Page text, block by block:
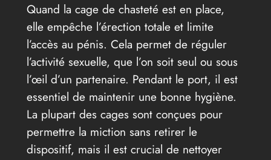
Quand la cage de chasteté est en place,
elle empêche l’érection totale et limite
l’accès au pénis. Cela permet de réguler
l’activité sexuelle, que l’on soit seul ou sous
l’œil d’un partenaire. Pendant le port, il est
essentiel de maintenir une bonne hygiène.
La plupart des cages sont conçues pour
permettre la miction sans retirer le
dispositif, mais il est crucial de nettoyer